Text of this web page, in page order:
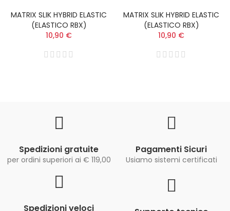
MATRIX SLIK HYBRID ELASTIC
(ELASTICO RBX)
10,90 €
MATRIX SLIK HYBRID ELASTIC
(ELASTICO RBX)
10,90 €
Spedizioni gratuite
per ordini superiori ai € 119,00
Pagamenti Sicuri
Usiamo sistemi certificati
Spedizioni veloci